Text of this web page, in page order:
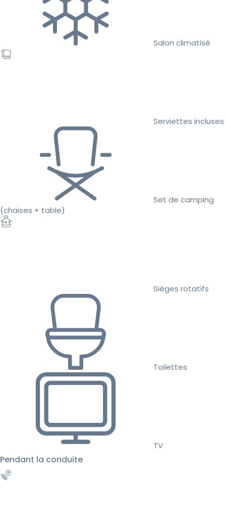
Salon climatisé
Serviettes incluses
Set de camping
(chaises + table)
Sièges rotatifs
Toilettes
TV
Pendant la conduite